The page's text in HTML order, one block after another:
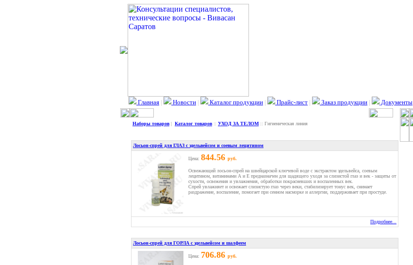
Главная | Новости | Каталог продукции | Прайс-лист | Заказ продукции | Документы
Наборы товаров | Каталог товаров :: УХОД ЗА ТЕЛОМ :: Гигиеническая линия
Лосьон-спрей для ГЛАЗ с эдельвейсом и соевым лецитином
Цена: 844.56 руб.
Освежающий лосьон-спрей на швейцарской ключевой воде с экстрактом эдельвейса, соевым
лецитином, витаминами А и Е предназначен для щадящего уходя за слизистой глаз и век - защиты от
сухости, освежения и увлажнения, обработки покрасневших и воспаленных век.
Спрей увлажняет и освежает слизистую глаз через веки, стабилизирует тонус век, снимает
раздражение, воспаление, помогает при сенном насморке и аллергии, поддерживает при простуде.
Подробнее...
Лосьон-спрей для ГОРЛА с эдельвейсом и шалфеем
Цена: 706.86 руб.